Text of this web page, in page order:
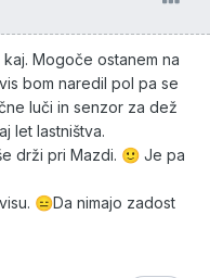
Mogoče ostanem na
bom naredil pol pa se
luči in senzor za dež
let lastništva.
drži pri Mazdi. 🙂 Je pa
😑Da nimajo zadost